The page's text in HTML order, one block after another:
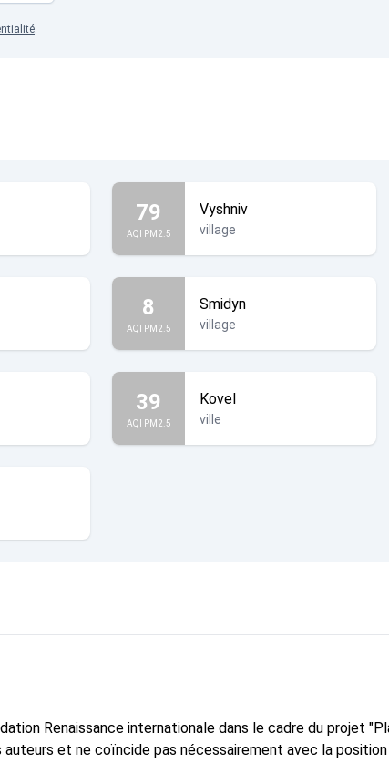
.
79
AQI PM2.5
Vyshniv
village
8
AQI PM2.5
Smidyn
village
39
AQI PM2.5
Kovel
ville
Renaissance internationale dans le cadre du projet
et ne coïncide pas nécessairement avec la